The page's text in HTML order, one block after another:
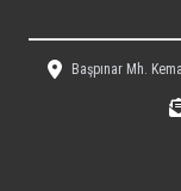
Başpınar Mh.